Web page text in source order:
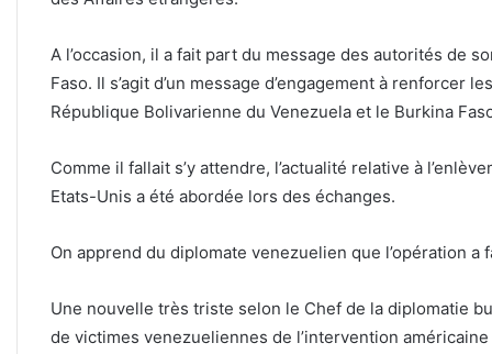
A l’occasion, il a fait part du message des autorités de
Faso. Il s’agit d’un message d’engagement à renforcer
République Bolivarienne du Venezuela et le Burkina
Comme il fallait s’y attendre, l’actualité relative à
Etats-Unis a été abordée lors des échanges.
On apprend du diplomate venezuelien que l’opération
Une nouvelle très triste selon le Chef de la diplomatie
de victimes venezueliennes de l’intervention